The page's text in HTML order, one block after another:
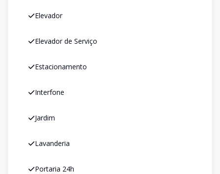
Elevador
Elevador de Serviço
Estacionamento
Interfone
Jardim
Lavanderia
Portaria 24h